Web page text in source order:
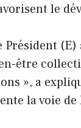
le
être
», a
la voie